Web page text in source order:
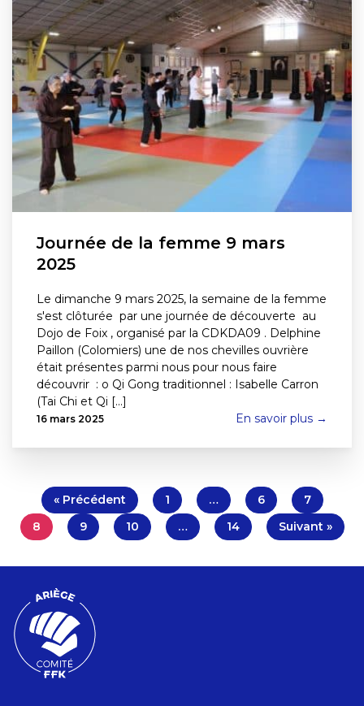
Journée de la femme 9 mars
2025
Le dimanche 9 mars 2025, la semaine de la femme
s'est clôturée par une journée de découverte au
Dojo de Foix , organisé par la CDKDA09 . Delphine
Paillon (Colomiers) une de nos chevilles ouvrière
était présentes parmi nous pour nous faire
découvrir : o Qi Gong traditionnel : Isabelle Carron
(Tai Chi et Qi [...]
16 mars 2025 En savoir plus →
« Précédent 1 … 6
7
8
9 10 … 14 Suivant »